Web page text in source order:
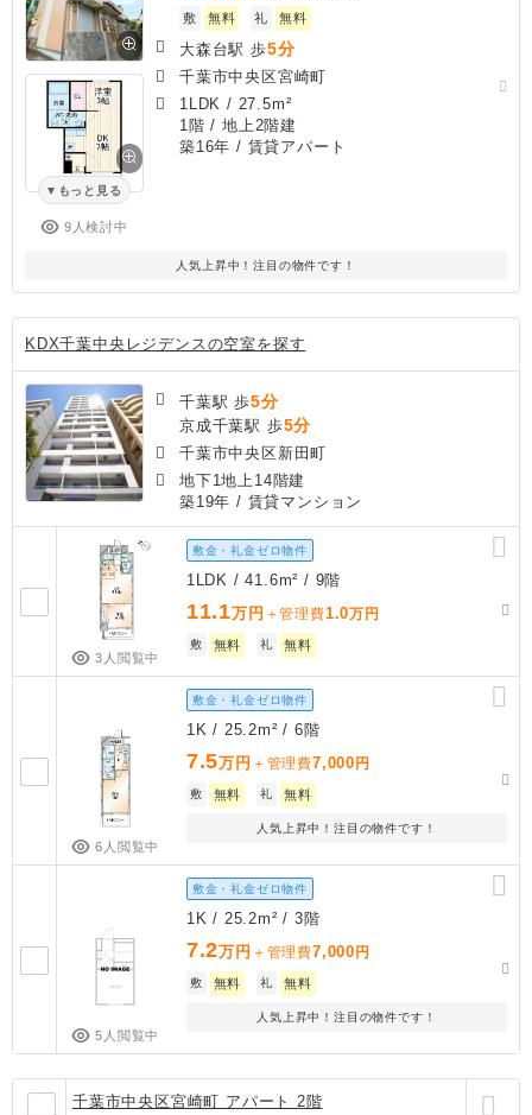
もっと見る
9人検討中
敷
無料 礼 無料
大森台駅 歩5分
千葉市中央区宮崎町
1LDK / 27.5m²
1階 / 地上2階建
築16年 / 賃貸アパート
人気上昇中！注目の物件です！
KDX千葉中央レジデンスの空室を探す
千葉駅 歩5分
京成千葉駅 歩5分
千葉市中央区新田町
地下1地上14階建
築19年 / 賃貸マンション
3人閲覧中
敷金・礼金ゼロ物件
1LDK / 41.6m² / 9階
11.1万円 ＋管理費1.0万円
敷 無料 礼 無料
6人閲覧中
敷金・礼金ゼロ物件
1K / 25.2m² / 6階
7.5万円 ＋管理費7,000 円
敷 無料 礼 無料
人気上昇中！注目の物件です！
5人閲覧中
敷金・礼金ゼロ物件
1K / 25.2m² / 3階
7.2万円 ＋管理費7,000 円
敷 無料 礼 無料
人気上昇中！注目の物件です！
千葉市中央区宮崎町 アパート 2階